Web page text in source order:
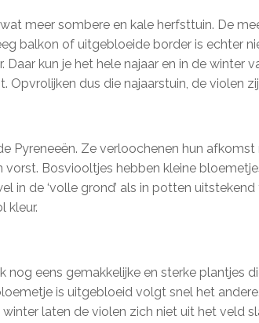
meer sombere en kale herfsttuin. De
balkon of uitgebloeide border is echter
kun je het hele najaar en in de winter
dus die najaarstuin, de violen
Pyreneeën. Ze verloochenen hun
Bosviooltjes hebben kleine
de ‘volle grond’ als in potten
kleur.
eens gemakkelijke en sterke plantjes
is uitgebloeid volgt snel het
laten de violen zich niet uit het veld